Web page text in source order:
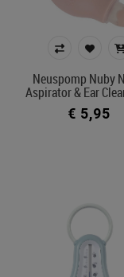
Neuspomp Nuby
Aspirator & Ear
€ 5,95